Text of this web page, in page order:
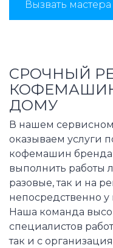
Вызвать мастера
СРОЧНЫЙ
ДОМУ
В нашем
оказываем услуги
кофемашин бренда
выполнить работы
разовые, так и на
непосредственно
Наша команда
специалистов
так и с